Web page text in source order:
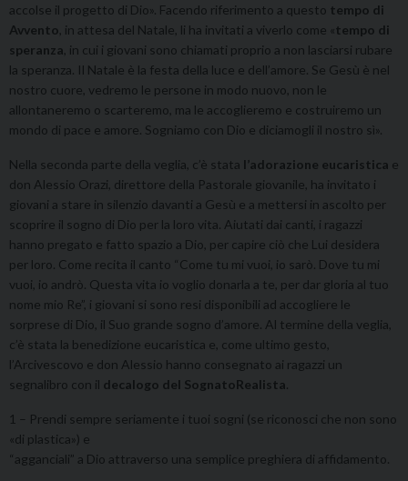
accolse il progetto di Dio». Facendo riferimento a questo tempo di
Avvento , in attesa del Natale, li ha invitati a viverlo come «tempo di
speranza , in cui i giovani sono chiamati proprio a non lasciarsi rubare
la speranza. Il Natale è la festa della luce e dell’amore. Se Gesù è nel
nostro cuore, vedremo le persone in modo nuovo, non le
allontaneremo o scarteremo, ma le accoglieremo e costruiremo un
mondo di pace e amore. Sogniamo con Dio e diciamogli il nostro sì».
Nella seconda parte della veglia, c’è stata l’adorazione eucaristica e
don Alessio Orazi, direttore della Pastorale giovanile, ha invitato i
giovani a stare in silenzio davanti a Gesù e a mettersi in ascolto per
scoprire il sogno di Dio per la loro vita. Aiutati dai canti, i ragazzi
hanno pregato e fatto spazio a Dio, per capire ciò che Lui desidera
per loro. Come recita il canto “Come tu mi vuoi, io sarò. Dove tu mi
vuoi, io andrò. Questa vita io voglio donarla a te, per dar gloria al tuo
nome mio Re”, i giovani si sono resi disponibili ad accogliere le
sorprese di Dio, il Suo grande sogno d’amore. Al termine della veglia,
c’è stata la benedizione eucaristica e, come ultimo gesto,
l’Arcivescovo e don Alessio hanno consegnato ai ragazzi un
segnalibro con il decalogo del SognatoRealista
1 – Prendi sempre seriamente i tuoi sogni (se riconosci che non sono
«di plastica») e
“agganciali” a Dio attraverso una semplice preghiera di affidamento.